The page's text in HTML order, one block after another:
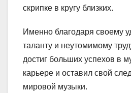
скрипке в кругу близких.
Именно благодаря своему
таланту и неутомимому
достиг больших успехов в
карьере и оставил свой
мировой музыки.